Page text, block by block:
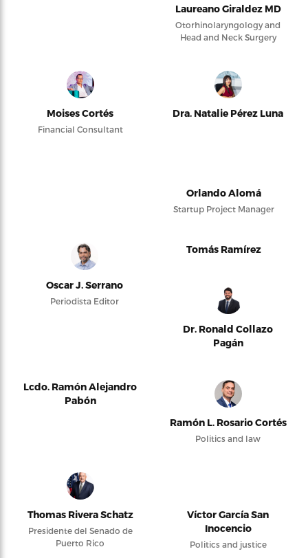
Laureano Giraldez MD
Otorhinolaryngology and
Head and Neck Surgery
Moises Cortés
Financial Consultant
Dra. Natalie Pérez Luna
Orlando Alomá
Startup Project Manager
Oscar J. Serrano
Periodista Editor
Tomás Ramírez
Dr. Ronald Collazo
Pagán
Lcdo. Ramón Alejandro
Pabón
Ramón L. Rosario Cortés
Politics and law
Thomas Rivera Schatz
Presidente del Senado de
Puerto Rico
Víctor García San
Inocencio
Politics and justice